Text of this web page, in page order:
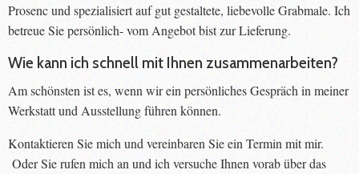
Prosenc und spezialisiert auf gut gestaltete, liebevolle Grabmale. Ich
betreue Sie persönlich- vom Angebot bist zur Lieferung.
Wie kann ich schnell mit Ihnen zusammenarbeiten?
Am schönsten ist es, wenn wir ein persönliches Gespräch in meiner
Werkstatt und Ausstellung führen können.
Kontaktieren Sie mich und vereinbaren Sie ein Termin mit mir.
Oder Sie rufen mich an und ich versuche Ihnen vorab über das